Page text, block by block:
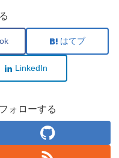
はてブ
LinkedIn
ォローする